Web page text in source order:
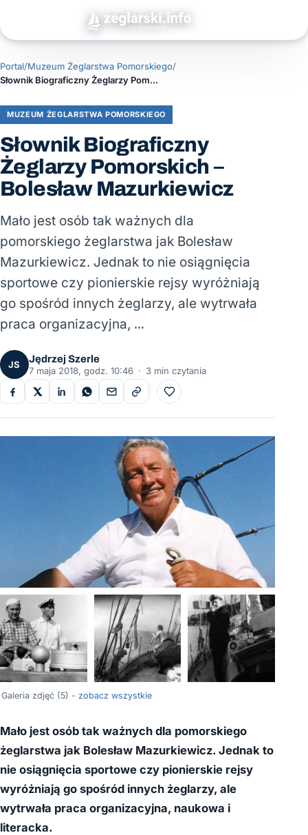
Portal/Muzeum Żeglarstwa Pomorskiego/
Słownik Biograficzny Żeglarzy Pomorskich – Bolesław Mazurkiewicz
MUZEUM ŻEGLARSTWA POMORSKIEGO
Słownik Biograficzny
Żeglarzy Pomorskich –
Bolesław Mazurkiewicz
Mało jest osób tak ważnych dla
pomorskiego żeglarstwa jak Bolesław
Mazurkiewicz. Jednak to nie osiągnięcia
sportowe czy pionierskie rejsy wyróżniają
go spośród innych żeglarzy, ale wytrwała
praca organizacyjna, …
JS
Jędrzej Szerle
7 maja 2018, godz. 10:46 · 3 min czytania
Do ulubionych
Galeria zdjęć (5) - zobacz wszystkie
Mało jest osób tak ważnych dla pomorskiego
żeglarstwa jak Bolesław Mazurkiewicz. Jednak to
nie osiągnięcia sportowe czy pionierskie rejsy
wyróżniają go spośród innych żeglarzy, ale
wytrwała praca organizacyjna, naukowa i
literacka.